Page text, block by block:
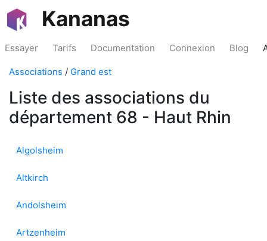
Kananas
Essayer Tarifs Documentation Connexion Blog
Associations / Grand est
Liste des associations du
département 68 - Haut Rhin
Algolsheim
Altkirch
Andolsheim
Artzenheim